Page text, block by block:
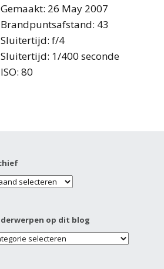
Gemaakt: 26 May 2007
Brandpuntsafstand: 43
Sluitertijd: f/4
Sluitertijd: 1/400 seconde
ISO: 80
op dit blog